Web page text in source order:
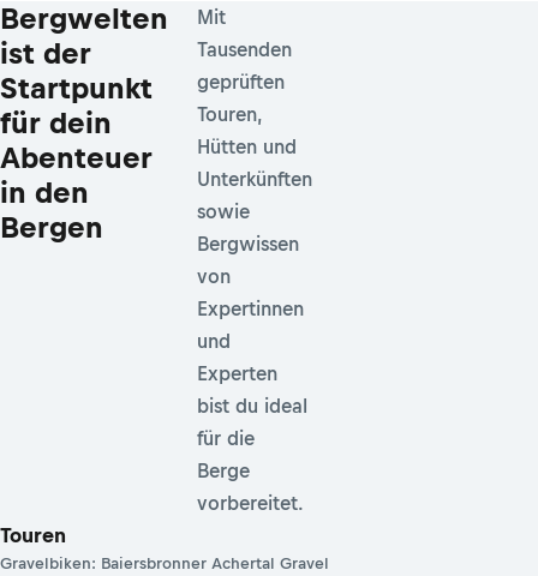
Bergwelten
ist der
Startpunkt
für dein
Abenteuer
in den
Bergen
Mit
Tausenden
geprüften
Touren,
Hütten und
Unterkünften
sowie
Bergwissen
von
Expertinnen
und
Experten
bist du ideal
für die
Berge
vorbereitet.
Touren
Gravelbiken: Baiersbronner Achertal Gravel